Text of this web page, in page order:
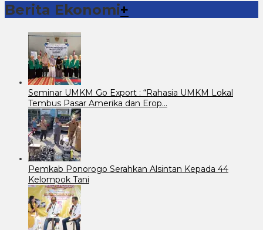
Berita Ekonomi+
Seminar UMKM Go Export : “Rahasia UMKM Lokal
Tembus Pasar Amerika dan Erop…
Pemkab Ponorogo Serahkan Alsintan Kepada 44
Kelompok Tani